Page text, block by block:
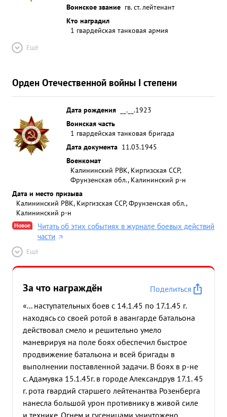
Воинское звание гв. ст. лейтенант
Кто наградил
1 гвардейская танковая армия
Ещё
Орден Отечественной войны I степени
Дата рождения
__.__.1923
Воинская часть
1 гвардейская танковая бригада
Дата документа 11.03.1945
Военкомат
Калининский РВК, Киргизская ССР,
Фрунзенская обл., Калининский р-н
Дата и место призыва
Калининский РВК, Киргизская ССР, Фрунзенская обл.,
Калининский р-н
Новое
Читать об этих событиях в журнале боевых действий
части
Ещё
За что награждён
Поделиться
«... наступательных боев с 14.1.45 по 17.1.45 г.
находясь со своей ротой в авангарде батальона
действовал смело и решительно умело
маневрируя на поле боях обеспечил быстрое
продвижение батальона и всей бригады в
выполнении поставленной задачи. В боях в р-не
с. Адамувка 15.1.45г. в городе Александрув 17.1. 45
г. рота гвардий старшего лейтенантва Розенберга
нанесла большой урон противнику в живой силе
и технике. Огнем и гусеницами уничтожено